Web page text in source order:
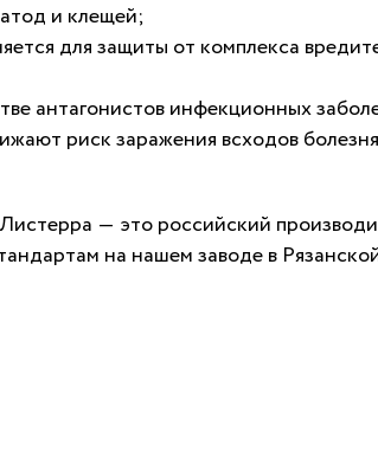
и клещей;
для защиты от комплекса
антагонистовинфекционных
рискзаражения всходов
— это российский
на нашем заводе в